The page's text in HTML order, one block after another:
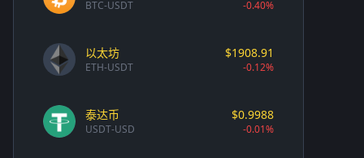
BTC-USDT -0.40%
以太坊
ETH-USDT
$1908.91
-0.12%
泰达币
USDT-USD
$0.9988
-0.01%